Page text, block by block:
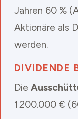
Jahren 60 %
Aktionäre als
werden.
DIVIDENDE
Die
1.200.000 €